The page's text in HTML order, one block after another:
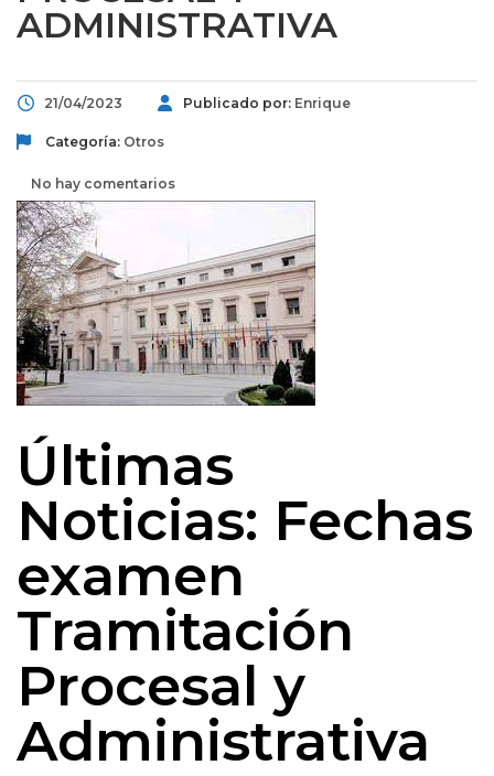
ADMINISTRATIVA
21/04/2023 Publicado por: Enrique
Categoría: Otros
No hay comentarios
Últimas
Noticias: Fechas
examen
Tramitación
Procesal y
Administrativa